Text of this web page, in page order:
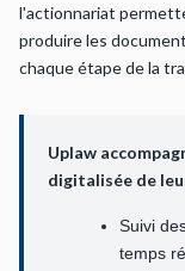
l'actionnariat
produire les
chaque étape de la
Uplaw
digitalisée de
Suivi
temps